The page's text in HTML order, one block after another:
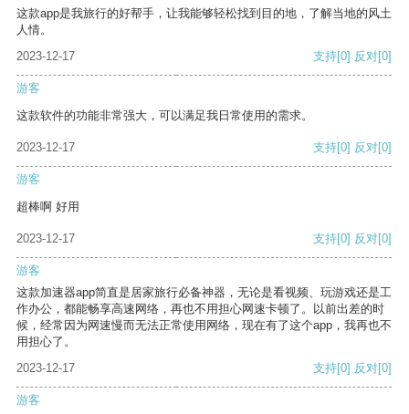
这款app是我旅行的好帮手，让我能够轻松找到目的地，了解当地的风土
人情。
2023-12-17
支持[0] 反对[0]
游客
这款软件的功能非常强大，可以满足我日常使用的需求。
2023-12-17 支持[0] 反对[0]
游客
超棒啊 好用
2023-12-17 支持[0] 反对[0]
游客
这款加速器app简直是居家旅行必备神器，无论是看视频、玩游戏还是工
作办公，都能畅享高速网络，再也不用担心网速卡顿了。以前出差的时
候，经常因为网速慢而无法正常使用网络，现在有了这个app，我再也不
用担心了。
2023-12-17
支持[0] 反对[0]
游客